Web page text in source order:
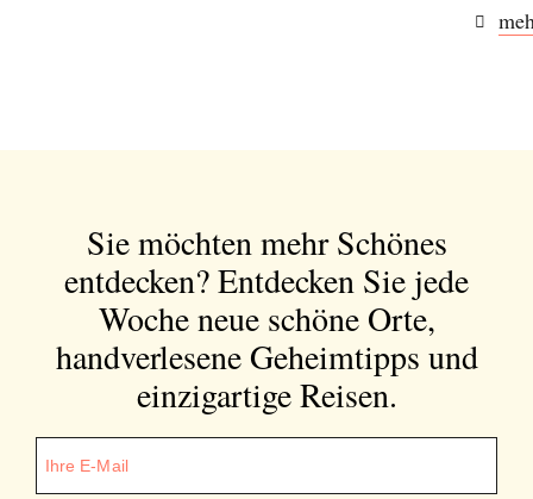
Sie möchten mehr Schönes
entdecken?Entdecken Sie jede
Woche neue schöne Orte,
handverlesene Geheimtipps und
einzigartige Reisen.